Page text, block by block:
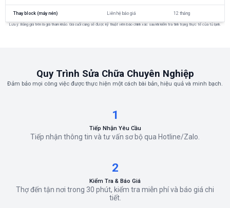
Thay block (máy nén) Liên hệ báo giá 12 tháng
Lưu ý: Bảng giá trên là giá tham khảo. Giá cuối cùng sẽ được kỹ thuật viên báo chính xác sau khi kiểm tra tình trạng thực tế của tủ lạnh.
Quy Trình Sửa Chữa Chuyên Nghiệp
Đảm bảo mọi công việc được thực hiện một cách bài bản, hiệu quả và minh bạch.
1
Tiếp Nhận Yêu Cầu
Tiếp nhận thông tin và tư vấn sơ bộ qua Hotline/Zalo.
2
Kiểm Tra & Báo Giá
Thợ đến tận nơi trong 30 phút, kiểm tra miễn phí và báo giá chi
tiết.